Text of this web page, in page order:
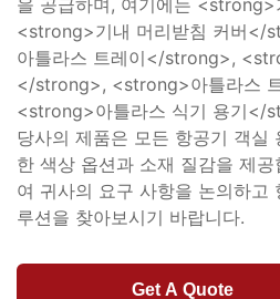
을 공급하며, 여기에는
<strong>기내 머리받침 커버</
아틀라스 트레이</strong>,
</strong>, <strong>아틀라스
<strong>아틀라스 식기 용기</
당사의 제품은 모든 항공기 객실
한 색상 옵션과 소재 질감을 제
여 귀사의 요구 사항을 논의하고
루션을 찾아보시기 바랍니다.
Get A Quote